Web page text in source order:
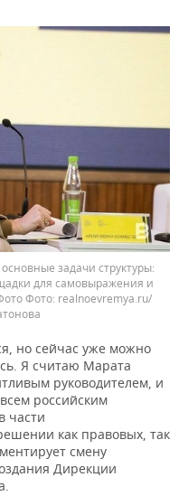
задачи структуры:
для самовыражения и
realnoevremya.ru/
но сейчас уже можно
Я считаю Марата
руководителем, и
российским
части
как правовых, так
смену
Дирекции